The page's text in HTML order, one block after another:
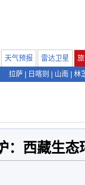
天气预报 雷达卫星
拉萨
日喀则 山南 林
：西藏生态